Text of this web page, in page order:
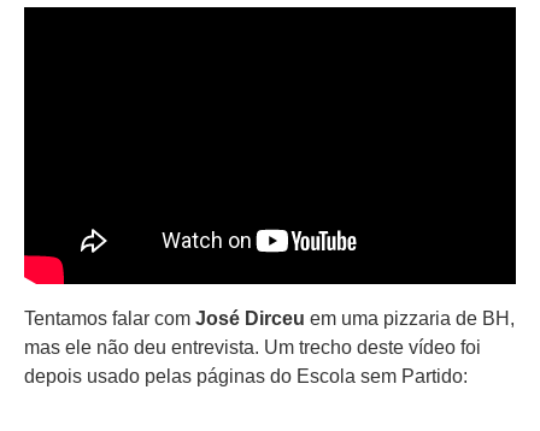
Tentamos falar com José Dirceu em uma pizzaria de BH,
mas ele não deu entrevista. Um trecho deste vídeo foi
depois usado pelas páginas do Escola sem Partido: